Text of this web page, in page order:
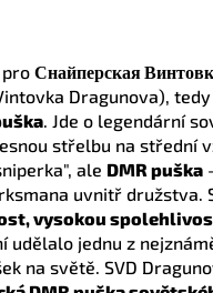
Снайперская
Dragunova), tedy
. Jde o legendární
střelbu na střední
ale DMR puška
uvnitř družstva.
vysokou
udělalo jednu z
na světě. SVD